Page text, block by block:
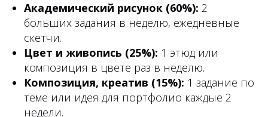
Академический рисунок (60%): 2
больших задания в неделю, ежедневные
скетчи.
Цвет и живопись (25%): 1 этюд или
композиция в цвете раз в неделю.
Композиция, креатив (15%): 1 задание по
теме или идея для портфолио каждые 2
недели.